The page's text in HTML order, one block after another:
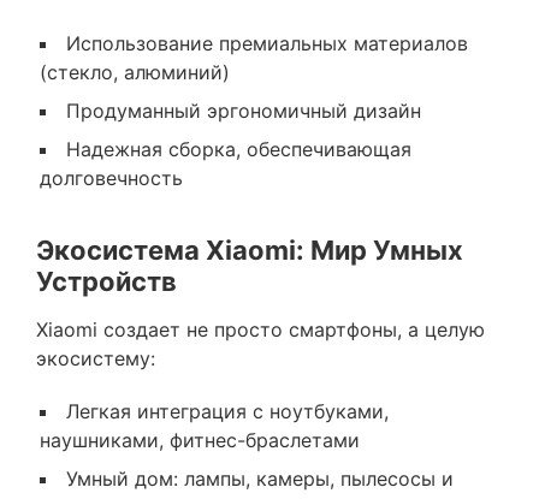
Использование премиальных материалов
(стекло, алюминий)
Продуманный эргономичный дизайн
Надежная сборка, обеспечивающая
долговечность
Экосистема Xiaomi: Мир Умных
Устройств
Xiaomi создает не просто смартфоны, а целую
экосистему:
Легкая интеграция с ноутбуками,
наушниками, фитнес-браслетами
Умный дом: лампы, камеры, пылесосы и